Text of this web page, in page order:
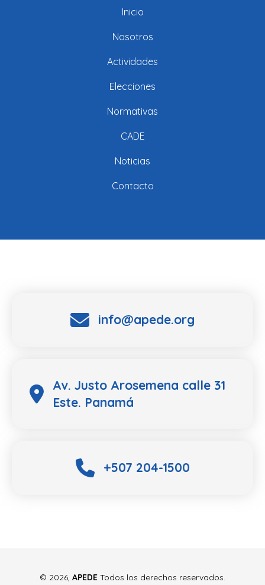
Inicio
Nosotros
Actividades
Elecciones
Normativas
CADE
Noticias
Contacto
info@apede.org
Av. Justo Arosemena calle 31
Este. Panamá
+507 204-1500
© 2026, APEDE Todos los derechos reservados.